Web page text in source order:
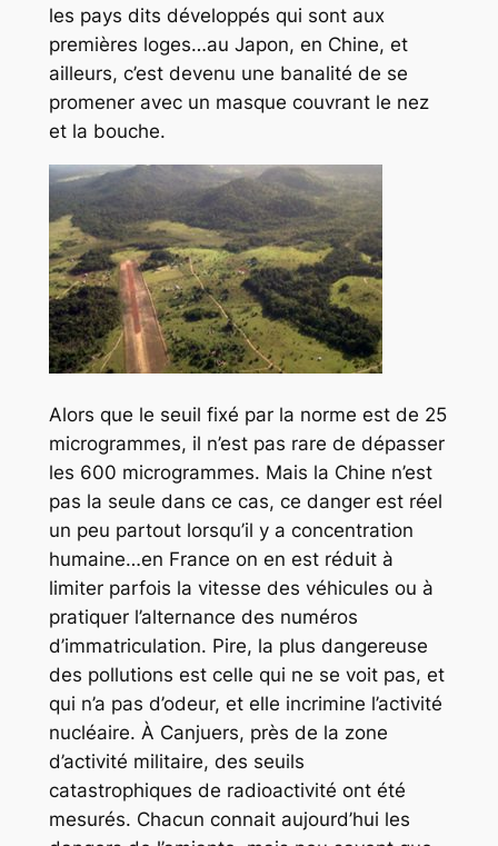
les pays dits développés qui sont aux
premières loges…au Japon, en Chine, et
ailleurs, c’est devenu une banalité de se
promener avec un masque couvrant le nez
et la bouche.
Alors que le seuil fixé par la norme est de 25
microgrammes, il n’est pas rare de dépasser
les 600 microgrammes. Mais la Chine n’est
pas la seule dans ce cas, ce danger est réel
un peu partout lorsqu’il y a concentration
humaine…en France on en est réduit à
limiter parfois la vitesse des véhicules ou à
pratiquer l’alternance des numéros
d’immatriculation. Pire, la plus dangereuse
des pollutions est celle qui ne se voit pas, et
qui n’a pas d’odeur, et elle incrimine l’activité
nucléaire. À Canjuers, près de la zone
d’activité militaire, des seuils
catastrophiques de radioactivité ont été
mesurés. Chacun connait aujourd’hui les